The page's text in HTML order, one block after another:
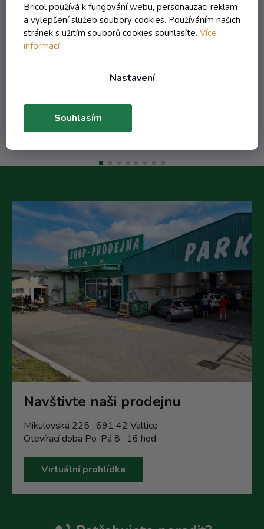
Bricol používá k fungování webu, personalizaci reklam
a vylepšení služeb soubory cookies. Používáním našich
stránek s užitím souborů cookies souhlasíte. Více
informací
Nastavení
Souhlasím
Skladem
31,72 Kč / ks
Navštivte naši prodejnu
Mikulovská 225 , 691 42 Valtice
Otevírací doba Po-Pá 8 -16 hod
Virtuální prohlídka